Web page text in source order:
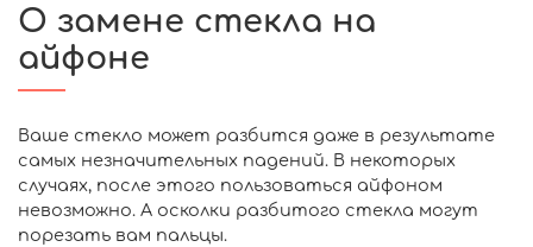
О замене стекла на
айфоне
Ваше стекло может разбится даже в результате
самых незначительных падений. В некоторых
случаях, после этого пользоваться айфоном
невозможно. А осколки разбитого стекла могут
порезать вам пальцы.